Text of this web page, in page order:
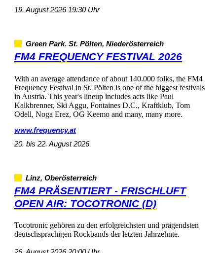
19.August202619:30Uhr
GreenPark.St.Pölten,Niederösterreich
FM4FREQUENCYFESTIVAL2026
Withanaverageattendanceofabout140.000folks,theFM4
FrequencyFestivalinSt.Pöltenisoneofthebiggestfestivals
inAustria.Thisyear'slineupincludesactslikePaul
Kalkbrenner,SkiAggu,FontainesD.C.,Kraftklub,Tom
Odell,NogaErez,OGKeemoandmany,manymore.
www.frequency.at
20.bis22.August2026
Linz,Oberösterreich
FM4PRÄSENTIERT-FRISCHLUFT
OPENAIR:TOCOTRONIC(D)
Tocotronicgehörenzudenerfolgreichstenundprägendsten
deutschsprachigenRockbandsderletztenJahrzehnte.